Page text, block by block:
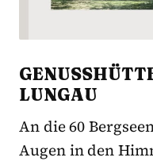
LUNGAU
An die 60
Augen in den